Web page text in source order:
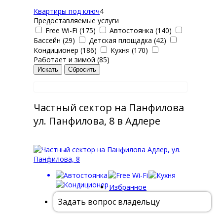
Квартиры под ключ4
Предоставляемые услуги
Free Wi-Fi (175)
Автостоянка (140)
Бассейн (29)
Детская площадка (42)
Кондиционер (186)
Кухня (170)
Работает и зимой (85)
Частный сектор на Панфилова
ул. Панфилова, 8 в Адлере
Избранное
Задать вопрос владельцу